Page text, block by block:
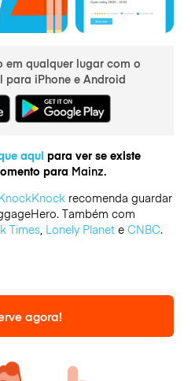
em qualquer lugar com o
iPhone e Android
aqui para ver se existe
para Mainz.
recomenda guardar
Também com
Times, Lonely Planete CNBC.
agora!